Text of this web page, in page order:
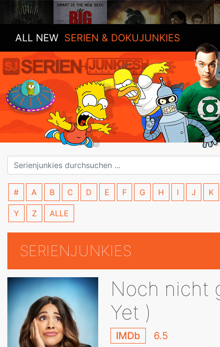
ALL NEW SERIEN & DOKUJUNKIES
# A B C D E F G H I J K
Y Z ALLE
SERIENJUNKIES
Noch nicht
Yet )
IMDb 6.5